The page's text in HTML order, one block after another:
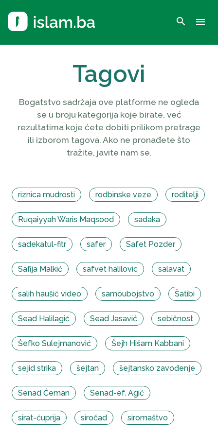
search menu
Tagovi
Bogatstvo sadržaja ove platforme ne ogleda
se u broju kategorija koje birate, već
rezultatima koje ćete dobiti prilikom pretrage
ili izborom tagova. Ako ne pronađete što
tražite, javite nam se.
riznica mudrosti rodbinske veze roditelji
Ruqaiyyah Waris Maqsood sadaka
sadekatul-fitr safer Safet Pozder
Safija Malkić safvet halilovic salavat
salih haušić video samoubojstvo Šatibi
Sead Halilagić Sead Jasavić sebičnost
Šefko Sulejmanović Šejh Hišam Kabbani
sejid strika šejtan šejtansko zavođenje
Senad Ćeman Senad-ef. Agić
sirat-ćuprija siročad siromaštvo